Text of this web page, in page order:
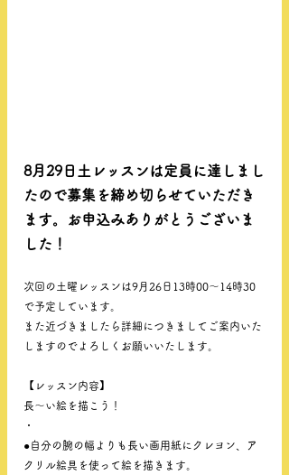
8月29日土レッスンは定員に達しまし
たので募集を締め切らせていただき
ます。お申込みありがとうございま
した！
次回の土曜レッスンは9月26日13時00～14時30
で予定しています。
また近づきましたら詳細につきましてご案内いた
しますのでよろしくお願いいたします。
【レッスン内容】
長〜い絵を描こう！
・
●自分の腕の幅よりも長い画用紙にクレヨン、ア
クリル絵具を使って絵を描きます。